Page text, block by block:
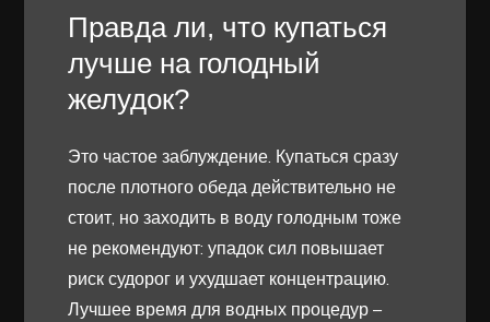
Правда ли, что купаться
лучше на голодный
желудок?
Это частое заблуждение. Купаться сразу
после плотного обеда действительно не
стоит, но заходить в воду голодным тоже
не рекомендуют: упадок сил повышает
риск судорог и ухудшает концентрацию.
Лучшее время для водных процедур –